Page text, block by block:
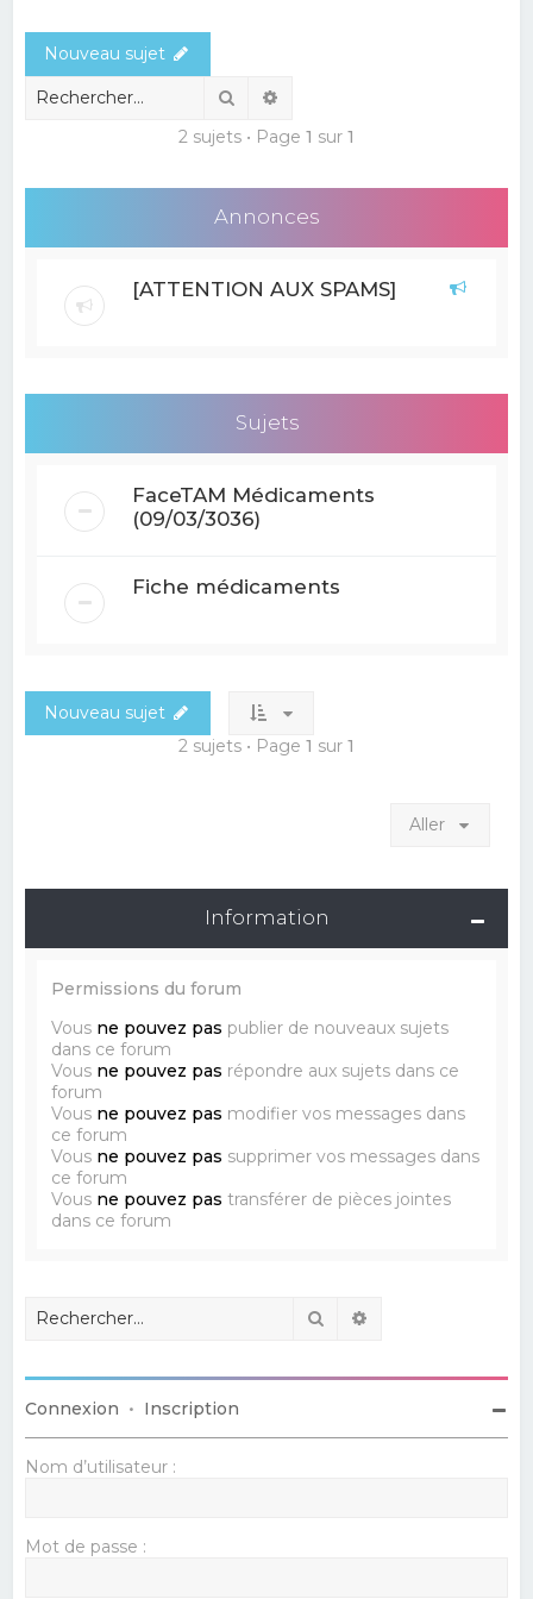
r
Nouveau sujet
Rechercher
2 sujets • Page 1 sur 1
Annonces
[ATTENTION AUX SPAMS]
Sujets
FaceTAM Médicaments
(09/03/3036)
Fiche médicaments
Nouveau sujet
2 sujets • Page 1 sur 1
Aller
Information
Permissions du forum
Vous ne pouvez pas publier de nouveaux sujets
dans ce forum
Vous ne pouvez pas répondre aux sujets dans ce
forum
Vous ne pouvez pas modifier vos messages dans
ce forum
Vous ne pouvez pas supprimer vos messages dans
ce forum
Vous ne pouvez pas transférer de pièces jointes
dans ce forum
Rechercher
Connexion • Inscription
Nom d’utilisateur :
Mot de passe :